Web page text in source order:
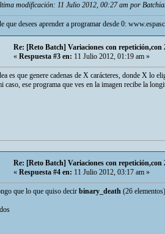
modificación: 11 Julio 2012, 00:27 am por
que desees aprender a programar desde 0:
Re: [Reto Batch] Variaciones con repetición,con
« Respuesta #3 en: 11 Julio 2012, 01:19 am »
es que genere cadenas de X carácteres, donde X lo
caso, ese programa que ves en la imagen recibe la
Re: [Reto Batch] Variaciones con repetición,con
«Respuesta #4 en:11 Julio 2012, 03:17 am »
que lo que quiso decirbinary_death(26